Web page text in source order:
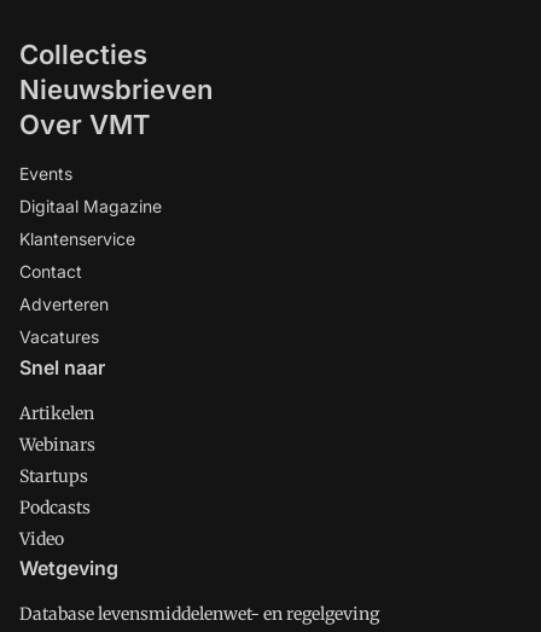
Collecties
Nieuwsbrieven
Over VMT
Events
Digitaal Magazine
Klantenservice
Contact
Adverteren
Vacatures
Snel naar
Artikelen
Webinars
Startups
Podcasts
Video
Wetgeving
Database levensmiddelenwet- en regelgeving